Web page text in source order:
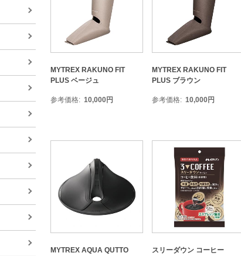
MYTREX RAKUNO FIT
PLUS ベージュ
参考価格 10,000円
MYTREX RAKUNO FIT
PLUS ブラウン
参考価格 10,000円
MYTREX AQUA QUTTO
スリーダウン コーヒー